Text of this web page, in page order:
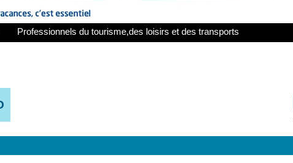
Professionnels du tourisme,des loisirs et des transports